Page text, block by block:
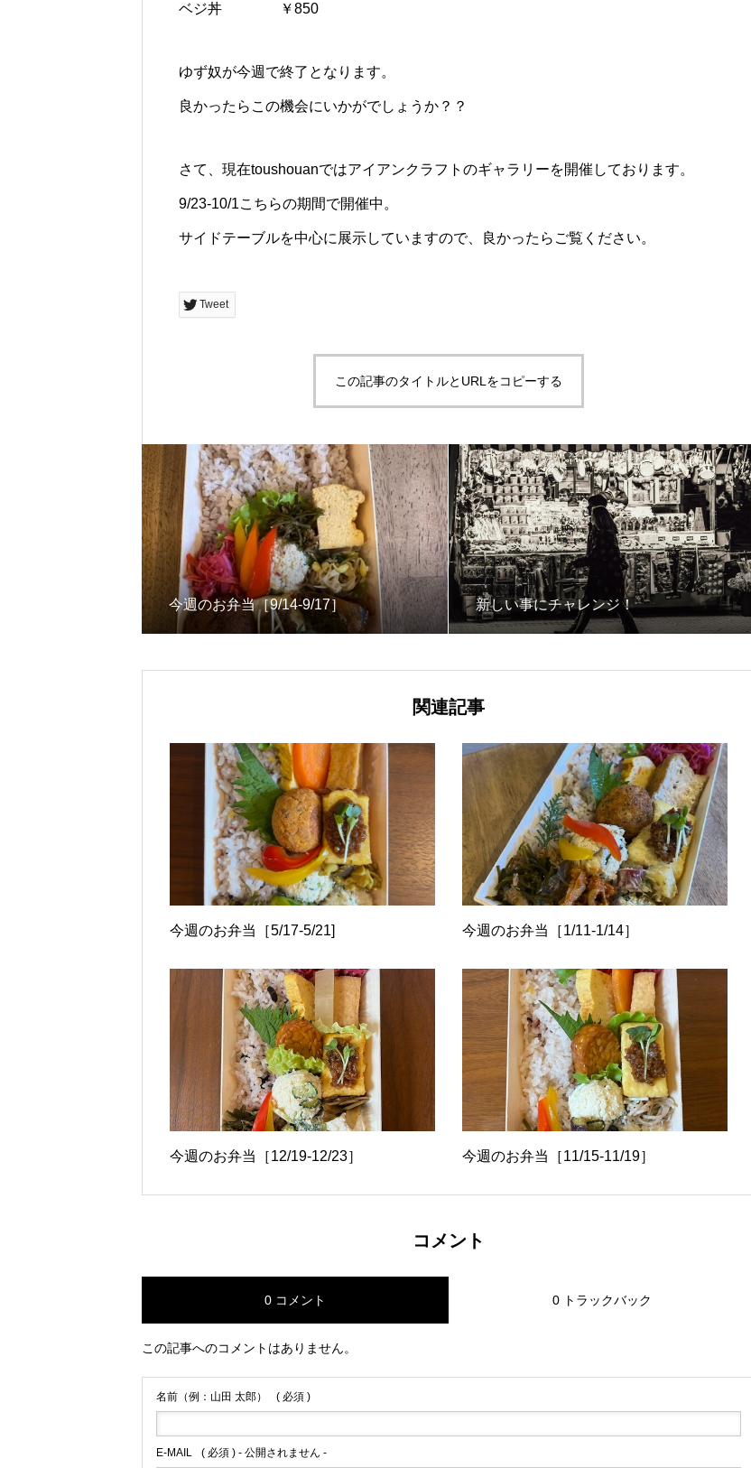
ベジ丼 ￥850
ゆず奴が今週で終了となります。
良かったらこの機会にいかがでしょうか？？
さて、現在toushouanではアイアンクラフトのギャラリーを開催しております。
9/23-10/1こちらの期間で開催中。
サイドテーブルを中心に展示していますので、良かったらご覧ください。
Tweet
この記事のタイトルとURLをコピーする
今週のお弁当［9/14-9/17］ 新しい事にチャレンジ！
関連記事
今週のお弁当［5/17-5/21] 今週のお弁当［1/11-1/14］
今週のお弁当［12/19-12/23］ 今週のお弁当［11/15-11/19］
コメント
0 コメント 0 トラックバック
この記事へのコメントはありません。
名前（例：山田 太郎） ( 必須 )
E-MAIL ( 必須 ) - 公開されません -